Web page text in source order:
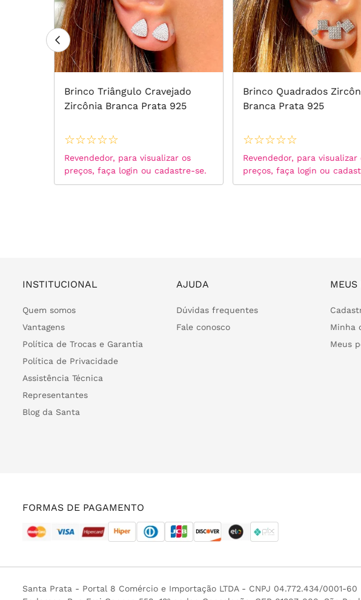
Brinco Triângulo Cravejado
Zircônia Branca Prata 925
☆☆☆☆☆
Revendedor, para visualizar os
preços, faça login ou cadastre-se.
Brinco Quadrados
Branca Prata 925
☆☆☆☆☆
Revendedor, para visualizar
preços, faça login ou
INSTITUCIONAL
Quem somos
Vantagens
Política de Trocas e Garantia
Política de Privacidade
Assistência Técnica
Representantes
Blog da Santa
AJUDA
Dúvidas frequentes
Fale conosco
MEUS
Minha
Meus
FORMAS DE PAGAMENTO
Santa Prata - Portal 8 Comércio e Importação LTDA - CNPJ 04.772.434/0001-60